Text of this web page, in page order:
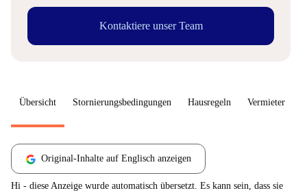
Kontaktiere unser Team
Übersicht Stornierungsbedingungen Hausregeln Vermieter
Original-Inhalte auf Englisch anzeigen
Hi - diese Anzeige wurde automatisch übersetzt. Es kann sein, dass sie